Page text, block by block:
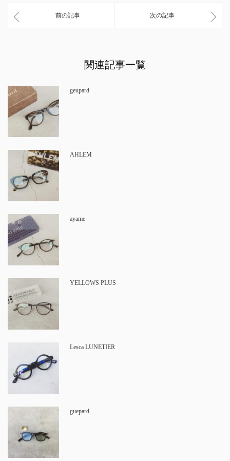
前の記事 次の記事
関連記事一覧
geupard
AHLEM
ayame
YELLOWS PLUS
Lesca LUNETIER
guepard